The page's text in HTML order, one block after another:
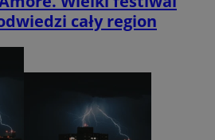
cały region